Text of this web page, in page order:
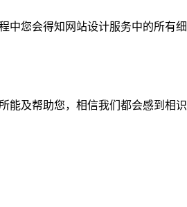
中您会得知网站设计服务中的所有
能及帮助您，相信我们都会感到相